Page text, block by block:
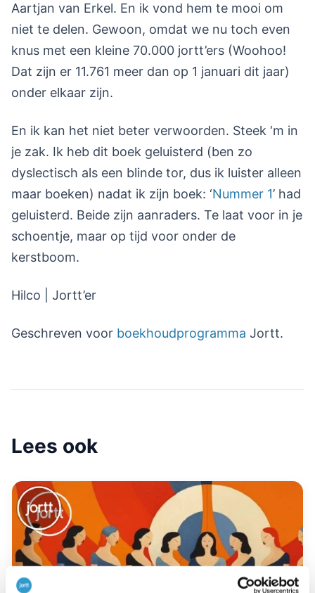
Aartjan van Erkel. En ik vond hem te mooi om
niet te delen. Gewoon, omdat we nu toch even
knus met een kleine 70.000 jortt’ers (Woohoo!
Dat zijn er 11.761 meer dan op 1 januari dit jaar)
onder elkaar zijn.
En ik kan het niet beter verwoorden. Steek ‘m in
je zak. Ik heb dit boek geluisterd (ben zo
dyslectisch als een blinde tor, dus ik luister alleen
maar boeken) nadat ik zijn boek: ‘Nummer 1’ had
geluisterd. Beide zijn aanraders. Te laat voor in je
schoentje, maar op tijd voor onder de
kerstboom.
Hilco | Jortt’er
Geschreven voor boekhoudprogramma Jortt.
Lees ook